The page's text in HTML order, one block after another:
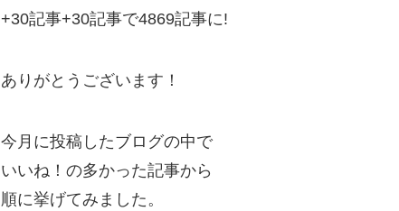
+30記事+30記事で4869記事に!
ありがとうございます！
今月に投稿したブログの中で
いいね！の多かった記事から
順に挙げてみました。